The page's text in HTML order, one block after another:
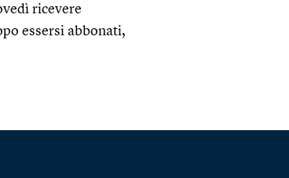
ricevere
essersi abbonati,